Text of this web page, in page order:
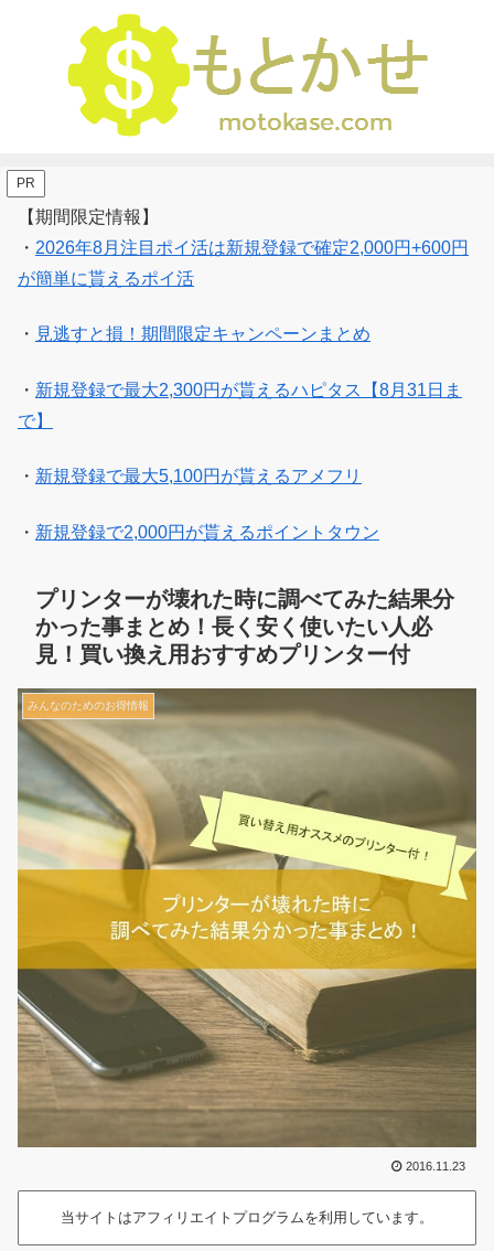
PR
【期間限定情報】
・ 2026年8月注目ポイ活は新規登録で確定2,000円+600円
が簡単に貰えるポイ活
・ 見逃すと損！期間限定キャンペーンまとめ
・ 新規登録で最大2,300円が貰えるハピタス【8月31日ま
で】
・ 新規登録で最大5,100円が貰えるアメフリ
・ 新規登録で2,000円が貰えるポイントタウン
プリンターが壊れた時に調べてみた結果分
かった事まとめ！長く安く使いたい人必
見！買い換え用おすすめプリンター付
みんなのためのお得情報
2016.11.23
当サイトはアフィリエイトプログラムを利用しています。